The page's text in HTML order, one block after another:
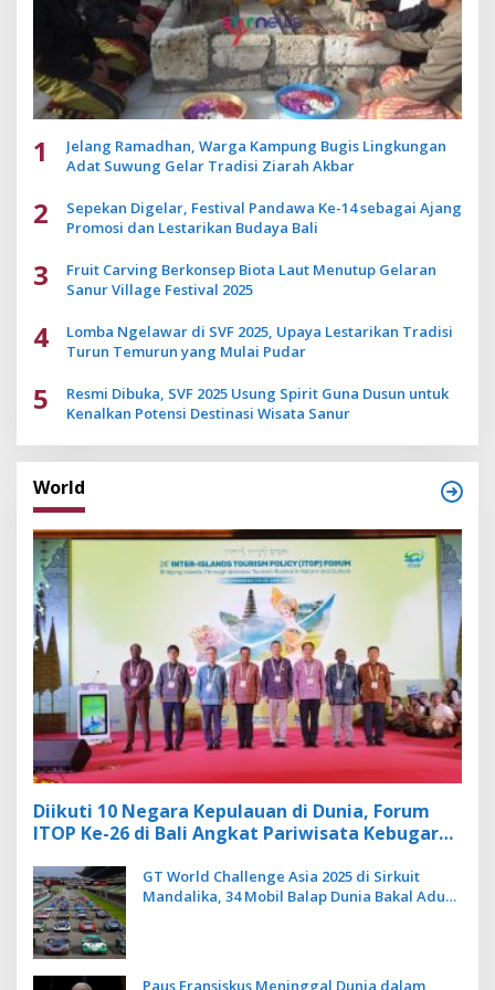
1
Jelang Ramadhan, Warga Kampung Bugis Lingkungan
Adat Suwung Gelar Tradisi Ziarah Akbar
2
Sepekan Digelar, Festival Pandawa Ke-14 sebagai Ajang
Promosi dan Lestarikan Budaya Bali
3
Fruit Carving Berkonsep Biota Laut Menutup Gelaran
Sanur Village Festival 2025
4
Lomba Ngelawar di SVF 2025, Upaya Lestarikan Tradisi
Turun Temurun yang Mulai Pudar
5
Resmi Dibuka, SVF 2025 Usung Spirit Guna Dusun untuk
Kenalkan Potensi Destinasi Wisata Sanur
World
Diikuti 10 Negara Kepulauan di Dunia, Forum
ITOP Ke-26 di Bali Angkat Pariwisata Kebugaran
GT World Challenge Asia 2025 di Sirkuit
Mandalika, 34 Mobil Balap Dunia Bakal Adu
Paus Fransiskus Meninggal Dunia dalam